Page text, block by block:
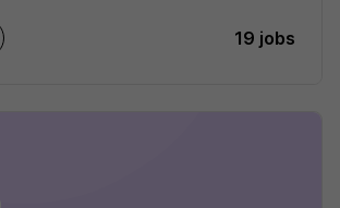
19 jobs